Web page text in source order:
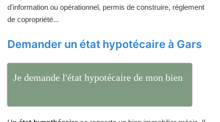
d'information ou opérationnel, permis de construire, règlement
de copropriété...
Demander un état hypotécaire à Gars
Je demande l'état hypotécaire de mon bien